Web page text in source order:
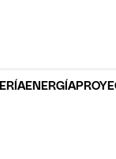
ENERGÍA